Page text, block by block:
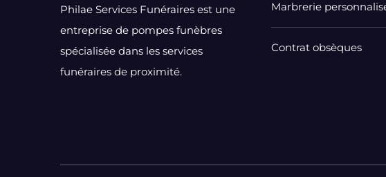
Philae Services Funéraires est une
entreprise de pompes funèbres
spécialisée dans les services
funéraires de proximité.
Marbrerie
Contrat obsèques